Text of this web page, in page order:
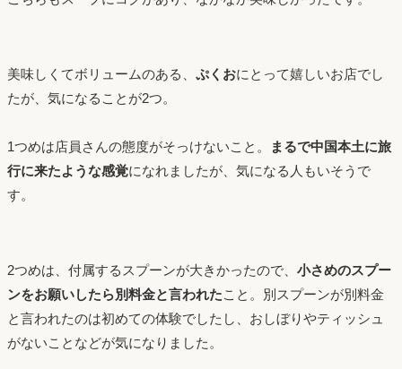
美味しくてボリュームのある、 ぷくおにとって嬉しいお店でし
たが、気になることが2つ。
1つめは店員さんの態度がそっけないこと。
まるで中国本土に旅
行に来たような感覚になれましたが、気になる人もいそうで
す。
2つめは、付属するスプーンが大きかったので、 小さめのスプー
ンをお願いしたら別料金と言われたこと。別スプーンが別料金
と言われたのは初めての体験でしたし、おしぼりやティッシュ
がないことなどが気になりました。